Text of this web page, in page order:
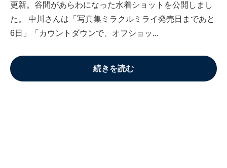
更新。谷間があらわになった水着ショットを公開しまし
た。 中川さんは「写真集ミラクルミライ発売日まであと
6日」「カウントダウンで、オフショッ...
続きを読む